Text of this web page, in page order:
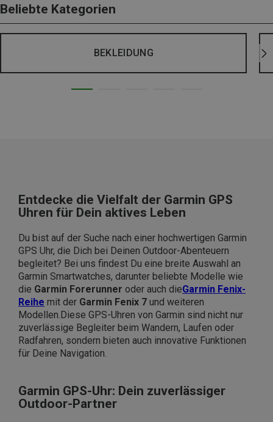
Beliebte Kategorien
BEKLEIDUNG
Entdecke die Vielfalt der Garmin GPS
Uhren für Dein aktives Leben
Du bist auf der Suche nach einer hochwertigen Garmin
GPS Uhr, die Dich bei Deinen Outdoor-Abenteuern
begleitet? Bei uns findest Du eine breite Auswahl an
Garmin Smartwatches, darunter beliebte Modelle wie
die Garmin Forerunner oder auch dieGarmin Fenix-
Reihe mit der Garmin Fenix 7 und weiteren
Modellen.Diese GPS-Uhren von Garmin sind nicht nur
zuverlässige Begleiter beim Wandern, Laufen oder
Radfahren, sondern bieten auch innovative Funktionen
für Deine Navigation.
Garmin GPS-Uhr: Dein zuverlässiger
Outdoor-Partner